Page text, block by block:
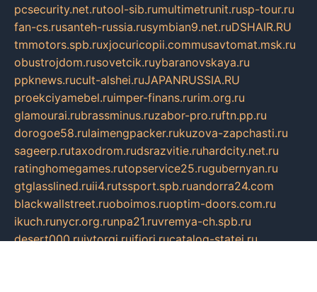
pcsecurity.net.rutool-sib.rumultimetrunit.rusp-tour.ru
fan-cs.rusanteh-russia.rusymbian9.net.ruDSHAIR.RU
tmmotors.spb.ruxjocuricopii.commusavtomat.msk.ru
obustrojdom.rusovetcik.ruybaranovskaya.ru
ppknews.rucult-alshei.ruJAPANRUSSIA.RU
proekciyamebel.ruimper-finans.rurim.org.ru
glamourai.rubrassminus.ruzabor-pro.ruftn.pp.ru
dorogoe58.rulaimengpacker.rukuzova-zapchasti.ru
sageerp.rutaxodrom.rudsrazvitie.ruhardcity.net.ru
ratinghomegames.rutopservice25.rugubernyan.ru
gtglasslined.ruii4.rutssport.spb.ruandorra24.com
blackwallstreet.ruoboimos.ruoptim-doors.com.ru
ikuch.runycr.org.runpa21.ruvremya-ch.spb.ru
desert000.ruivtorgi.ruifiori.rucatalog-statei.ru